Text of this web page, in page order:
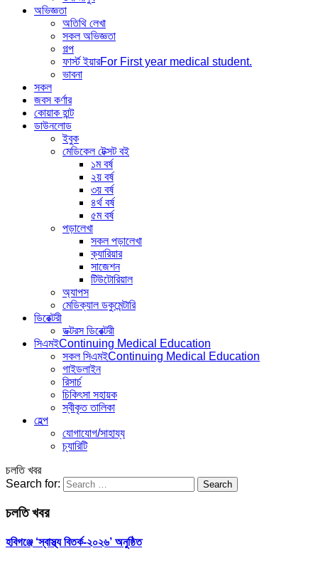
অভিজ্ঞতা
অতিথি লেখা
সকল অভিজ্ঞতা
গল্প
ফার্স্ট ইয়ারFor First year medical student.
ভাবনা
সকল
জবস কর্ণার
কোয়াক হান্ট
ডাউনলোড
ইবুক
মেডিকেল টেক্সট বই
১ম বর্ষ
২য় বর্ষ
৩য় বর্ষ
৪র্থ বর্ষ
৫ম বর্ষ
পড়ালেখা
সকল পড়ালেখা
ক্যারিয়ার
সাজেশন
টিউটোরিয়াল
অ্যাপস
মেডিক্যাল ডকুমেন্টারি
ডিরেক্টরী
ডক্টরস ডিরেক্টরী
সিএমইContinuing Medical Education
সকল সিএমইContinuing Medical Education
গাইডলাইন
রিসার্চ
চিকিৎসা সহায়ক
স্বীকৃত তালিকা
হেল্প
যোগাযোগ/সাহায্য
চ্যারিটি
চলতি খবর
Search for:
চলতি খবর
হবিগঞ্জে ‘স্বাস্থ্য বিতর্ক-২০২৬’ অনুষ্ঠিত